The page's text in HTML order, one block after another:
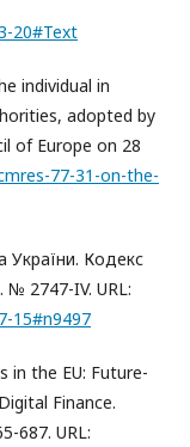
20#Text
individual in
adopted by
of Europe on 28
77-31-on-the-
України. Кодекс
№ 2747-IV. URL:
15#n9497
in the EU: Future-
Finance.
687. URL: